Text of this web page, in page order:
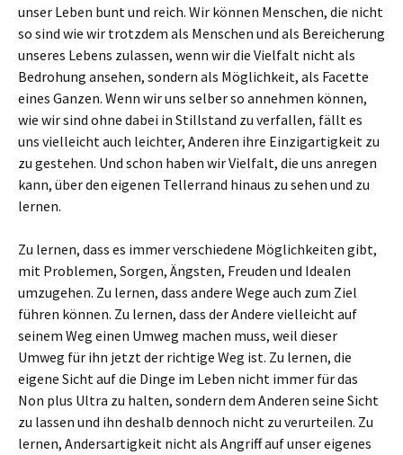
unser Leben bunt und reich. Wir können Menschen, die nicht
so sind wie wir trotzdem als Menschen und als Bereicherung
unseres Lebens zulassen, wenn wir die Vielfalt nicht als
Bedrohung ansehen, sondern als Möglichkeit, als Facette
eines Ganzen. Wenn wir uns selber so annehmen können,
wie wir sind ohne dabei in Stillstand zu verfallen, fällt es
uns vielleicht auch leichter, Anderen ihre Einzigartigkeit zu
zu gestehen. Und schon haben wir Vielfalt, die uns anregen
kann, über den eigenen Tellerrand hinaus zu sehen und zu
lernen.
Zu lernen, dass es immer verschiedene Möglichkeiten gibt,
mit Problemen, Sorgen, Ängsten, Freuden und Idealen
umzugehen. Zu lernen, dass andere Wege auch zum Ziel
führen können. Zu lernen, dass der Andere vielleicht auf
seinem Weg einen Umweg machen muss, weil dieser
Umweg für ihn jetzt der richtige Weg ist. Zu lernen, die
eigene Sicht auf die Dinge im Leben nicht immer für das
Non plus Ultra zu halten, sondern dem Anderen seine Sicht
zu lassen und ihn deshalb dennoch nicht zu verurteilen. Zu
lernen, Andersartigkeit nicht als Angriff auf unser eigenes